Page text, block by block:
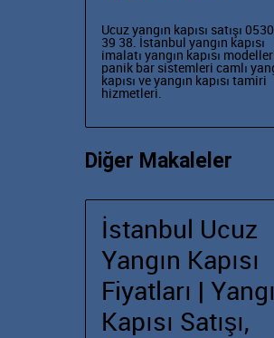
Ucuz yangın kapısı satışı
39 38. İstanbul yangın kapısı
imalatı yangın kapısı
panik bar sistemleri camlı
kapısı ve yangın kapısı tamiri
hizmetleri.
Diğer Makaleler
İstanbul Ucuz
Yangın Kapısı
Fiyatları |
Kapısı Satışı,